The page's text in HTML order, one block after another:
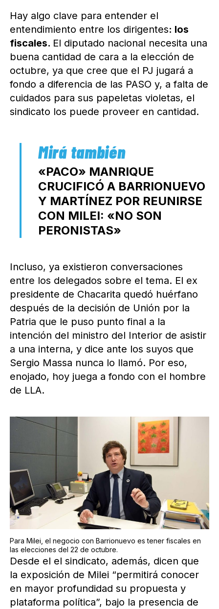
Hay algo clave para entender el
entendimiento entre los dirigentes: los
fiscales. El diputado nacional necesita una
buena cantidad de cara a la elección de
octubre, ya que cree que el PJ jugará a
fondo a diferencia de las PASO y, a falta de
cuidados para sus papeletas violetas, el
sindicato los puede proveer en cantidad.
«PACO» MANRIQUE
CRUCIFICÓ A BARRIONUEVO
Y MARTÍNEZ POR REUNIRSE
CON MILEI: «NO SON
PERONISTAS»
Incluso, ya existieron conversaciones
entre los delegados sobre el tema. El ex
presidente de Chacarita quedó huérfano
después de la decisión de Unión por la
Patria que le puso punto final a la
intención del ministro del Interior de asistir
a una interna, y dice ante los suyos que
Sergio Massa nunca lo llamó. Por eso,
enojado, hoy juega a fondo con el hombre
de LLA.
Para Milei, el negocio con Barrionuevo es tener fiscales en
las elecciones del 22 de octubre.
Desde el el sindicato, además, dicen que
la exposición de Milei “permitirá conocer
en mayor profundidad su propuesta y
plataforma política”, bajo la presencia de